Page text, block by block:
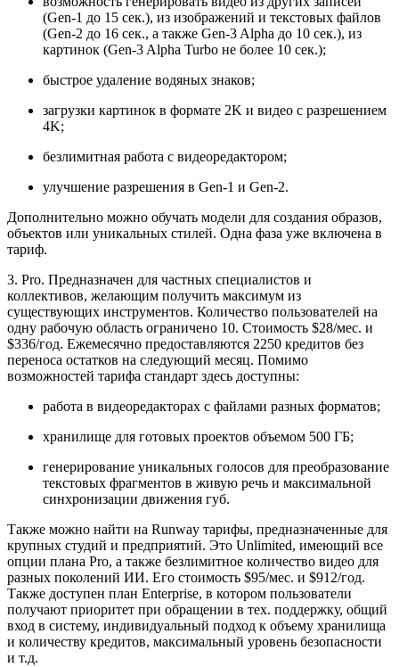
(Gen-1 до 15 сек.), из изображений и текстовых файлов
(Gen-2 до 16 сек., а также Gen-3 Alpha до 10 сек.), из
картинок (Gen-3 Alpha Turbo не более 10 сек.);
быстрое удаление водяных знаков;
загрузки картинок в формате 2K и видео с разрешением
4K;
безлимитная работа с видеоредактором;
улучшение разрешения в Gen-1 и Gen-2.
Дополнительно можно обучать модели для создания образов,
объектов или уникальных стилей. Одна фаза уже включена в
тариф.
3. Pro. Предназначен для частных специалистов и
коллективов, желающим получить максимум из
существующих инструментов. Количество пользователей на
одну рабочую область ограничено 10. Стоимость $28/мес. и
$336/год. Ежемесячно предоставляются 2250 кредитов без
переноса остатков на следующий месяц. Помимо
возможностей тарифа стандарт здесь доступны:
работа в видеоредакторах с файлами разных форматов;
хранилище для готовых проектов объемом 500 ГБ;
генерирование уникальных голосов для преобразование
текстовых фрагментов в живую речь и максимальной
синхронизации движения губ.
Также можно найти на Runway тарифы, предназначенные для
крупных студий и предприятий. Это Unlimited, имеющий все
опции плана Pro, а также безлимитное количество видео для
разных поколений ИИ. Его стоимость $95/мес. и $912/год.
Также доступен план Enterprise, в котором пользователи
получают приоритет при обращении в тех. поддержку, общий
вход в систему, индивидуальный подход к объему хранилища
и количеству кредитов, максимальный уровень безопасности
и т.д.